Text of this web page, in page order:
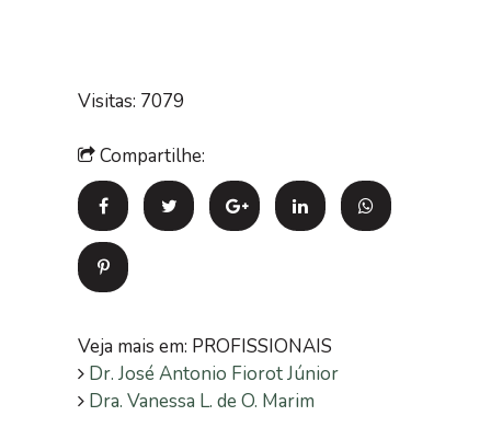
Visitas: 7079
Compartilhe:
Veja mais em: PROFISSIONAIS
Dr. José Antonio Fiorot Júnior
Dra. Vanessa L. de O. Marim